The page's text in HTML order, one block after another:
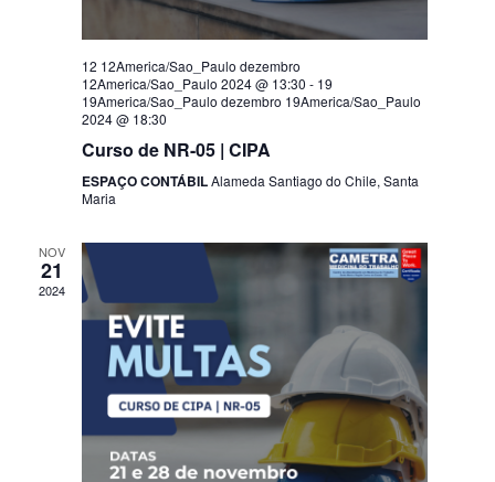
12 12America/Sao_Paulo dezembro
12America/Sao_Paulo 2024 @ 13:30 - 19
19America/Sao_Paulo dezembro 19America/Sao_Paulo
2024 @ 18:30
Curso de NR-05 | CIPA
ESPAÇO CONTÁBILAlameda Santiago do Chile, Santa
Maria
NOV
21
2024